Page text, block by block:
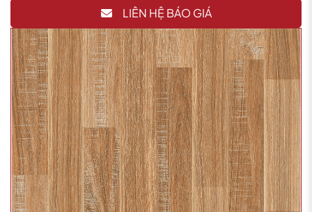
LIÊN HỆ BÁO GIÁ